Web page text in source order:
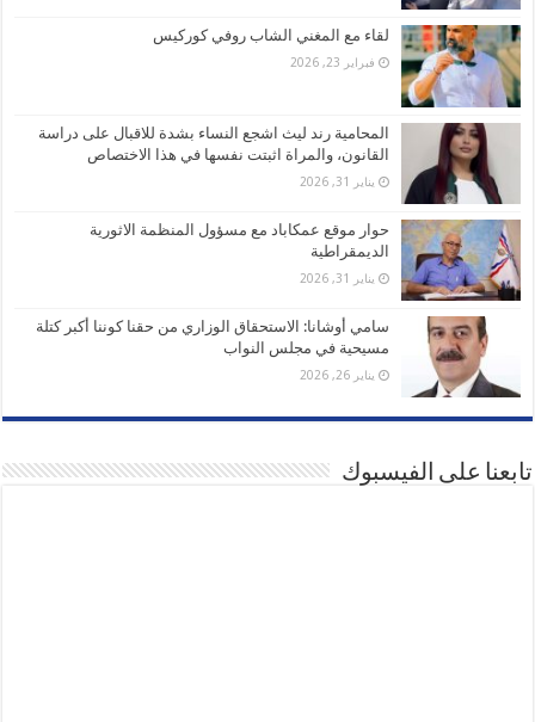
لقاء مع المغني الشاب روفي كوركيس
فبراير 23, 2026
المحامية رند ليث اشجع النساء بشدة للاقبال على دراسة
القانون، والمراة اثبتت نفسها في هذا الاختصاص
يناير 31, 2026
حوار موقع عمكاباد مع مسؤول المنظمة الاثورية
الديمقراطية
يناير 31, 2026
سامي أوشانا: الاستحقاق الوزاري من حقنا كوننا أكبر كتلة
مسيحية في مجلس النواب
يناير 26, 2026
تابعنا على الفيسبوك